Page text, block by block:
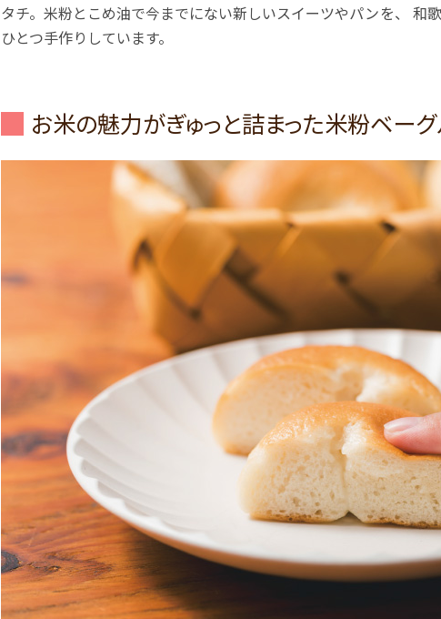
タチ。米粉とこめ油で今までにない新しいスイーツやパンを、 和
ひとつ手作りしています。
お米の魅力がぎゅっと詰まった米粉ベー